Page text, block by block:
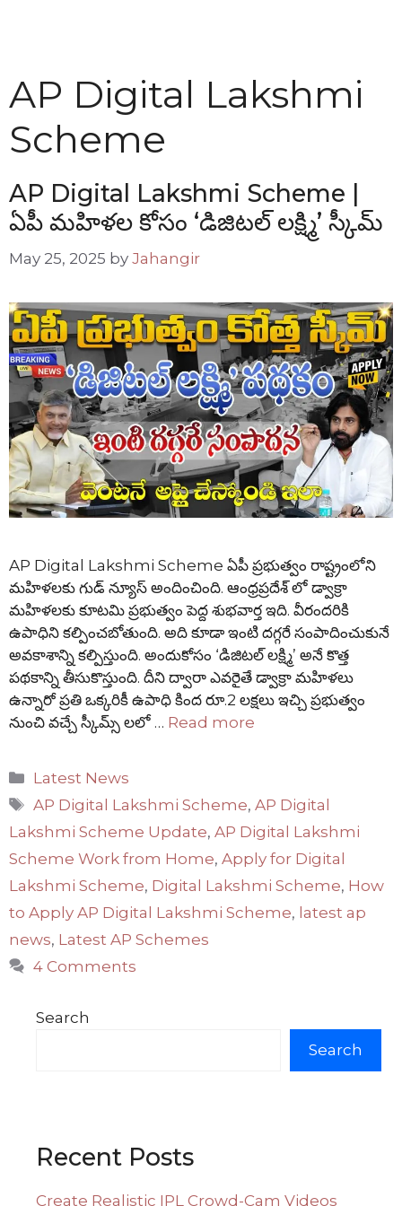
AP Digital Lakshmi
Scheme
AP Digital Lakshmi Scheme |
ఏపీ మహిళల కోసం ‘డిజిటల్ లక్ష్మి’ స్కీమ్
May 25, 2025 by Jahangir
AP Digital Lakshmi Scheme ఏపీ ప్రభుత్వం రాష్ట్రంలోని
మహిళలకు గుడ్ న్యూస్ అందించింది. ఆంధ్రప్రదేశ్ లో డ్వాక్రా
మహిళలకు కూటమి ప్రభుత్వం పెద్ద శుభవార్త ఇది. వీరందరికి
ఉపాధిని కల్పించబోతుంది. అది కూడా ఇంటి దగ్గరే సంపాదించుకునే
అవకాశాన్ని కల్పిస్తుంది. అందుకోసం ‘డిజిటల్ లక్ష్మి’ అనే కొత్త
పథకాన్ని తీసుకొస్తుంది. దీని ద్వారా ఎవరైతే డ్వాక్రా మహిళలు
ఉన్నారో ప్రతి ఒక్కరికీ ఉపాధి కింద రూ.2 లక్షలు ఇచ్చి ప్రభుత్వం
నుంచి వచ్చే స్కీమ్స్ లలో … Read more
Categories
Latest News
Tags
AP Digital Lakshmi Scheme,AP Digital
Lakshmi Scheme Update, AP Digital Lakshmi
Scheme Work from Home, Apply for Digital
Lakshmi Scheme, Digital Lakshmi Scheme, How
to Apply AP Digital Lakshmi Scheme, latest ap
news, Latest AP Schemes
4 Comments
Search
Search
Recent Posts
Create Realistic IPL Crowd-Cam Videos